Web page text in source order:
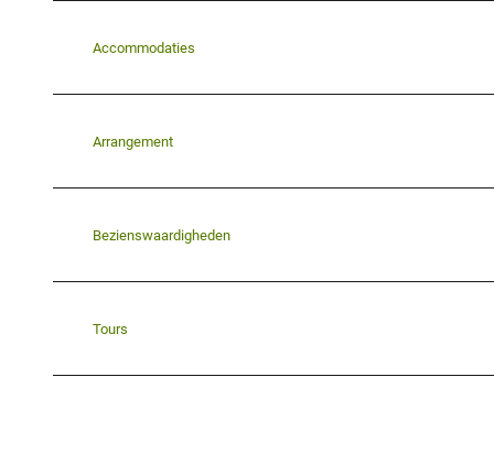
Accommodaties
Arrangement
Bezienswaardigheden
Tours